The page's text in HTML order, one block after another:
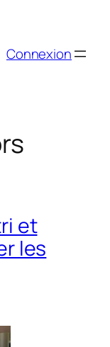
Connexion
et
les